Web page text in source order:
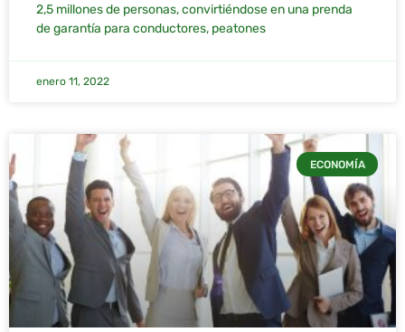
2,5 millones de personas, convirtiéndose en una prenda
de garantía para conductores, peatones
enero 11, 2022
ECONOMÍA